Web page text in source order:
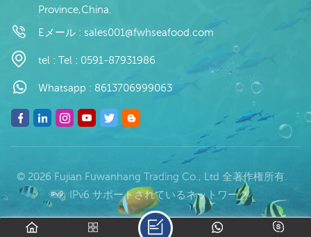
Province,China.
Eメール : sales001@fwhseafood.com
tel : Tel : 0591-87931986
Whatsapp : 8613706999063
© 2026 Fujian Fuwanhang Trading Co., Ltd 全著作権所有.
IPv6 サポートされているネットワーク